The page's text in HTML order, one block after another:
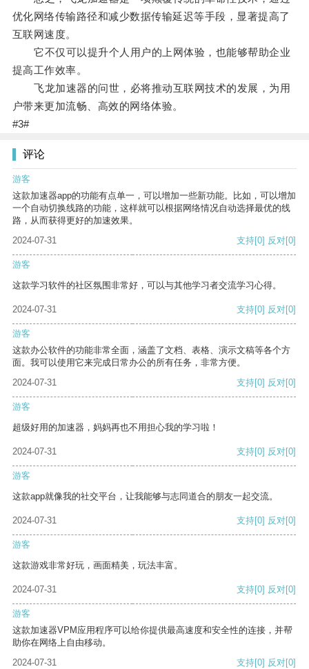
优化网络传输路径和减少数据传输延迟等手段，显著提高了
互联网速度。
它不仅可以提升个人用户的上网体验，也能够帮助企业
提高工作效率。
飞龙加速器的问世，必将推动互联网技术的发展，为用
户带来更加流畅、高效的网络体验。
#3#
评论
游客
这款加速器app的功能有点单一，可以增加一些新功能。比如，可以增加
一个自动切换线路的功能，这样就可以根据网络情况自动选择最优的线
路，从而获得更好的加速效果。
2024-07-31
支持[0] 反对[0]
游客
这款学习软件的社区氛围非常好，可以与其他学习者交流学习心得。
2024-07-31 支持[0] 反对[0]
游客
这款办公软件的功能非常全面，涵盖了文档、表格、演示文稿等各个方
面。我可以使用它来完成日常办公的所有任务，非常方便。
2024-07-31
支持[0] 反对[0]
游客
超级好用的加速器，妈妈再也不用担心我的学习啦！
2024-07-31 支持[0] 反对[0]
游客
这款app就像我的社交平台，让我能够与志同道合的朋友一起交流。
2024-07-31 支持[0] 反对[0]
游客
这款游戏非常好玩，画面精美，玩法丰富。
2024-07-31 支持[0] 反对[0]
游客
这款加速器VPM应用程序可以给你提供最高速度和安全性的连接，并帮
助你在网络上自由移动。
2024-07-31
支持[0] 反对[0]